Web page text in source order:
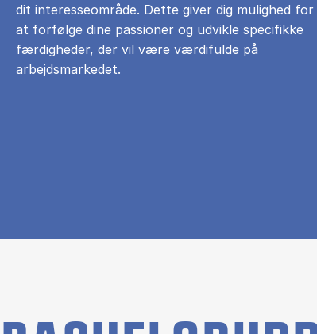
dit interesseområde. Dette giver dig mulighed for
at forfølge dine passioner og udvikle specifikke
færdigheder, der vil være værdifulde på
arbejdsmarkedet.